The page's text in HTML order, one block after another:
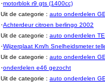
·motorblok r9 gts (1400cc)
Uit de categorie : auto onderdelen
·Achterdeur citroen berlingo 2002
Uit de categorie : auto onderdelen
·Wijzerplaat Km/h Snelheidsmeter
Uit de categorie : auto onderdelen
·onderdelen e46 gezocht
Uit de categorie : auto onderdelen